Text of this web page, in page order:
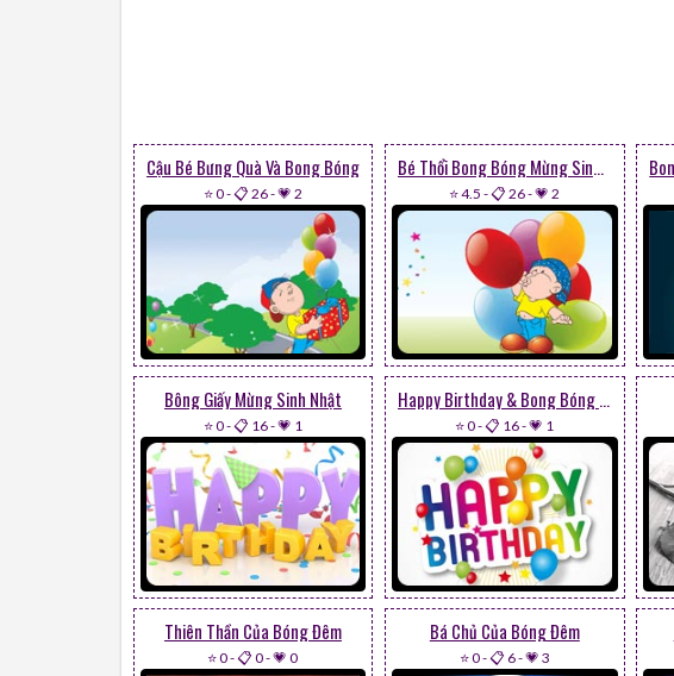
Cậu Bé Bưng Quà Và Bong Bóng
⭐ 0-📋 26-💗 2
Bé Thổi Bong Bóng Mừng Sinh Nhật
⭐ 4.5 -📋 26-💗 2
Bông Giấy Mừng Sinh Nhật
⭐ 0-📋 16-💗 1
Happy Birthday & Bong Bóng Bay
⭐ 0-📋 16-💗 1
Thiên Thần Của Bóng Đêm
⭐ 0-📋 0-💗 0
Bá Chủ Của Bóng Đêm
⭐ 0-📋 6-💗 3